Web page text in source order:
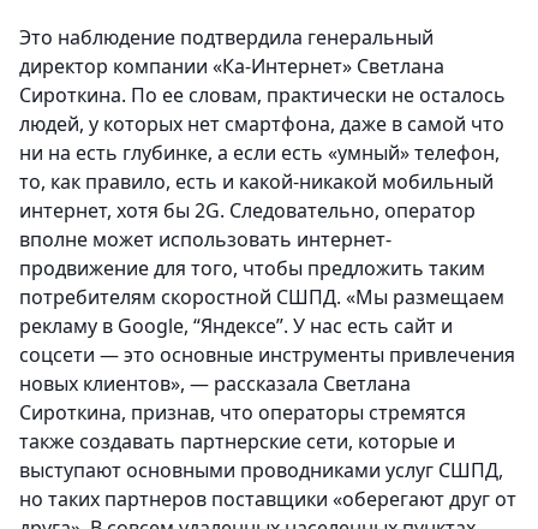
Это наблюдение подтвердила генеральный
директор компании «Ка-Интернет» Светлана
Сироткина. По ее словам, практически не осталось
людей, у которых нет смартфона, даже в самой что
ни на есть глубинке, а если есть «умный» телефон,
то, как правило, есть и какой-никакой мобильный
интернет, хотя бы 2G. Следовательно, оператор
вполне может использовать интернет-
продвижение для того, чтобы предложить таким
потребителям скоростной СШПД. «Мы размещаем
рекламу в Google, “Яндексе”. У нас есть сайт и
соцсети — это основные инструменты привлечения
новых клиентов», — рассказала Светлана
Сироткина, признав, что операторы стремятся
также создавать партнерские сети, которые и
выступают основными проводниками услуг СШПД,
но таких партнеров поставщики «оберегают друг от